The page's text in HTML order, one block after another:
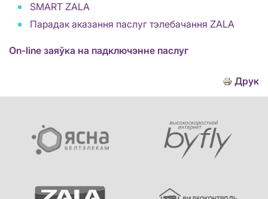
SMART ZALA
Парадак аказання паслуг тэлебачання ZALA
On-line заяўка на падключэнне паслуг
Друк